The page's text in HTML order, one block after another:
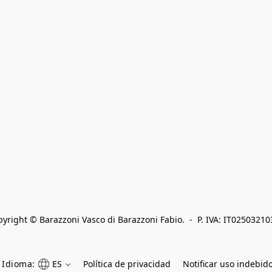
© Barazzoni Vasco di Barazzoni Fabio.  -  P. IVA:
Idioma: ES Política de privacidad Notificar uso